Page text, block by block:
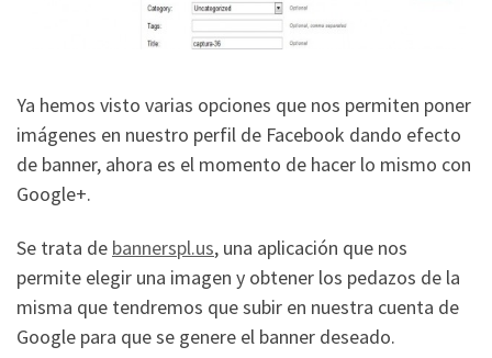
Ya hemos visto varias opciones que nos permiten poner
imágenes en nuestro perfil de Facebook dando efecto
de banner, ahora es el momento de hacer lo mismo con
Google+.
Se trata de bannerspl.us, una aplicación que nos
permite elegir una imagen y obtener los pedazos de la
misma que tendremos que subir en nuestra cuenta de
Google para que se genere el banner deseado.